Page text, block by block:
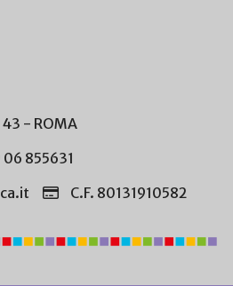
- ROMA
855631
C.F. 80131910582